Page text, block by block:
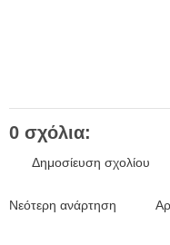
0 σχόλια:
Δημοσίευση σχολίου
Νεότερη ανάρτηση